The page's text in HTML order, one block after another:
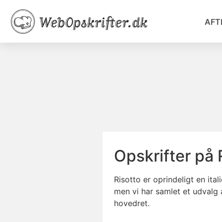
Opskrifter på
Risotto er oprindeligt en
men vi har samlet et
hovedret.